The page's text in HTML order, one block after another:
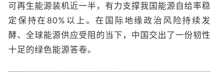
可再生能源装机近一半，有力支撑我国能源自给率稳
定保持在80%以上。在国际地缘政治风险持续发
酵、全球能源供应受阻的当下，中国交出了一份韧性
十足的绿色能源答卷。